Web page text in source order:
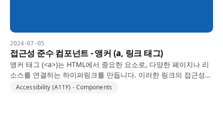
2024-07-05
접근성 준수 컴포넌트 - 앵커 (a, 링크 태그)
앵커 태그 (<a>)는 HTML에서 중요한 요소로, 다양한 페이지나 리
소스를 연결하는 하이퍼링크를 만듭니다. 이러한 링크의 접근성을
보장하는 것은 스크린 리더와 같은 보조 기술을 사용하는 방문자
Accessibility (A11Y) - Components